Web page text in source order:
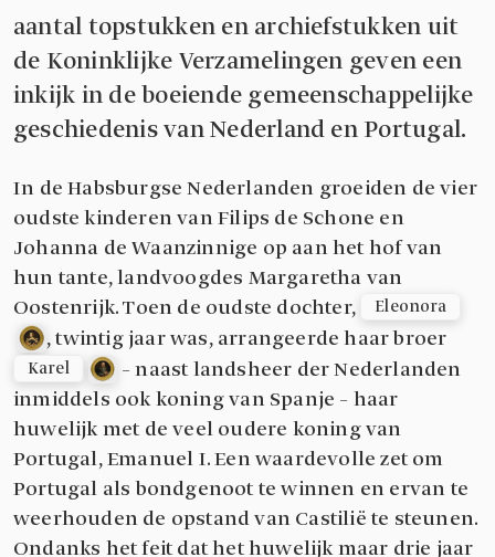
aantal topstukken en archiefstukken uit
de Koninklijke Verzamelingen geven een
inkijk in de boeiende gemeenschappelijke
geschiedenis van Nederland en Portugal.
In de Habsburgse Nederlanden groeiden de vier
oudste kinderen van Filips de Schone en
Johanna de Waanzinnige op aan het hof van
hun tante, landvoogdes Margaretha van
Oostenrijk. Toen de oudste dochter,
Eleonora
, twintig jaar was, arrangeerde haar broer
Karel
– naast landsheer der Nederlanden
inmiddels ook koning van Spanje – haar
huwelijk met de veel oudere koning van
Portugal, Emanuel I. Een waardevolle zet om
Portugal als bondgenoot te winnen en ervan te
weerhouden de opstand van Castilië te steunen.
Ondanks het feit dat het huwelijk maar drie jaar